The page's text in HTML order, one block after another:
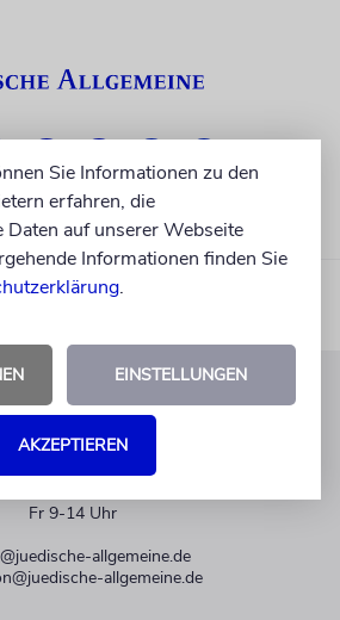
Fr 9-14 Uhr
allgemeine.de
allgemeine.de
Sie Informationen zu den
erfahren, die
Daten auf unserer Webseite
Informationen finden Sie
.
EINSTELLUNGEN
AKZEPTIEREN